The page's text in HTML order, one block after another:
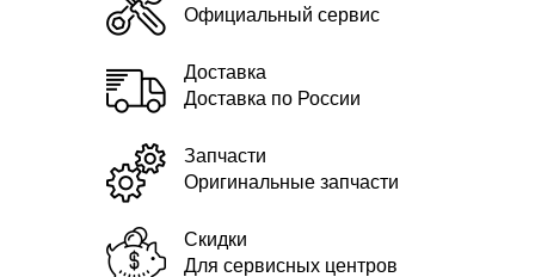
Официальный сервис
Доставка
Доставка по России
Запчасти
Оригинальные запчасти
Скидки
Для сервисных центров